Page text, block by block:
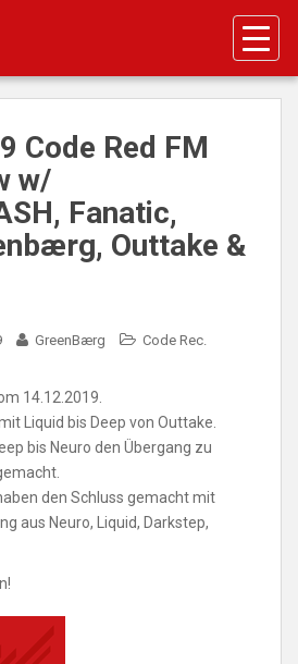
Code Red FM
w/
Fanatic,
Outtake &
GreenBærg Code Rec.
14.12.2019.
Liquid bis Deep von Outtake.
bis Neuro den Übergang zu
den Schluss gemacht mit
aus Neuro, Liquid, Darkstep,